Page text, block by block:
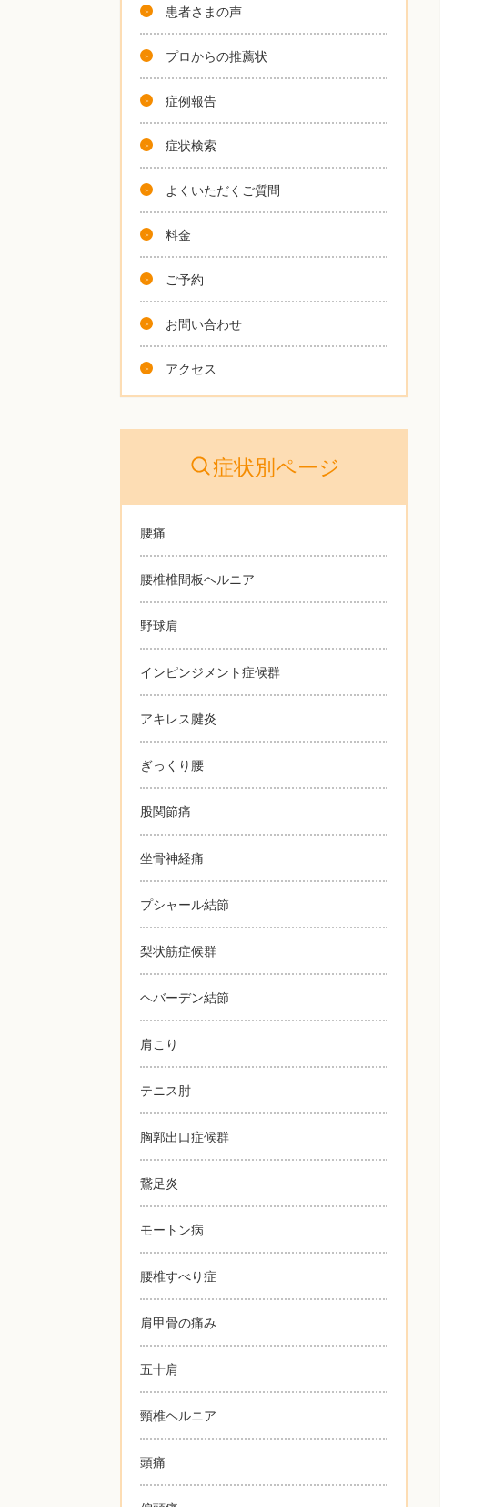
患者さまの声
プロからの推薦状
症例報告
症状検索
よくいただくご質問
料金
ご予約
お問い合わせ
アクセス
症状別ページ
腰痛
腰椎椎間板ヘルニア
野球肩
インピンジメント症候群
アキレス腱炎
ぎっくり腰
股関節痛
坐骨神経痛
プシャール結節
梨状筋症候群
ヘバーデン結節
肩こり
テニス肘
胸郭出口症候群
鵞足炎
モートン病
腰椎すべり症
肩甲骨の痛み
五十肩
頸椎ヘルニア
頭痛